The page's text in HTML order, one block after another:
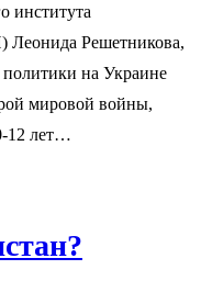
института
Леонида Решетникова,
политики на Украине
мировой войны,
12 лет…